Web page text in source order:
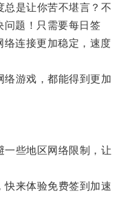
是让你苦不堪言？不
问题！只需要每日签
络连接更加稳定，速度
游戏，都能得到更加
些地区网络限制，让
来体验免费签到加速